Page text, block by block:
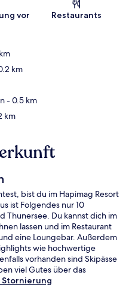
vor
Restaurants
km
- 0.5 km
km
bist du im Hapimag Resort
ist Folgendes nur 10
Thunersee. Du kannst dich im
lassen und im Restaurant
eine Loungebar. Außerdem
wie hochwertige
vorhanden sind Skipässe
viel Gutes über das
Stornierung